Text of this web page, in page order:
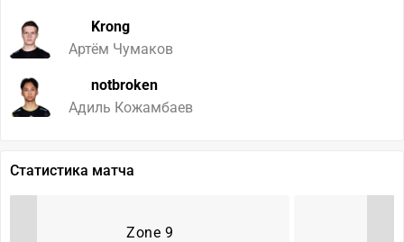
Krong
Артём Чумаков
notbroken
Адиль Кожамбаев
Статистика матча
Zone 9